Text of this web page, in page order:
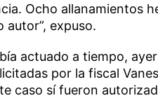
Ocho allanamientos
autor”, expuso.
actuado a tiempo,
por la fiscal
caso sí fueron